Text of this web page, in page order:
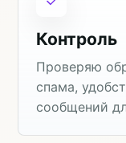
Контроль
Проверяю
спама,
сообщений